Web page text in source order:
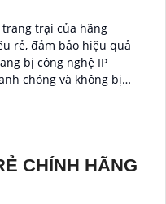
trại của hãng
rẻ, đảm bảo hiệu quả
chóng và không bị
CHÍNH HÃNG